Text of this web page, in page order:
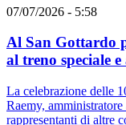
07/07/2026 - 5:58
Al San Gottardo
al treno speciale
La celebrazione delle
Raemy,
rappresentanti di altre